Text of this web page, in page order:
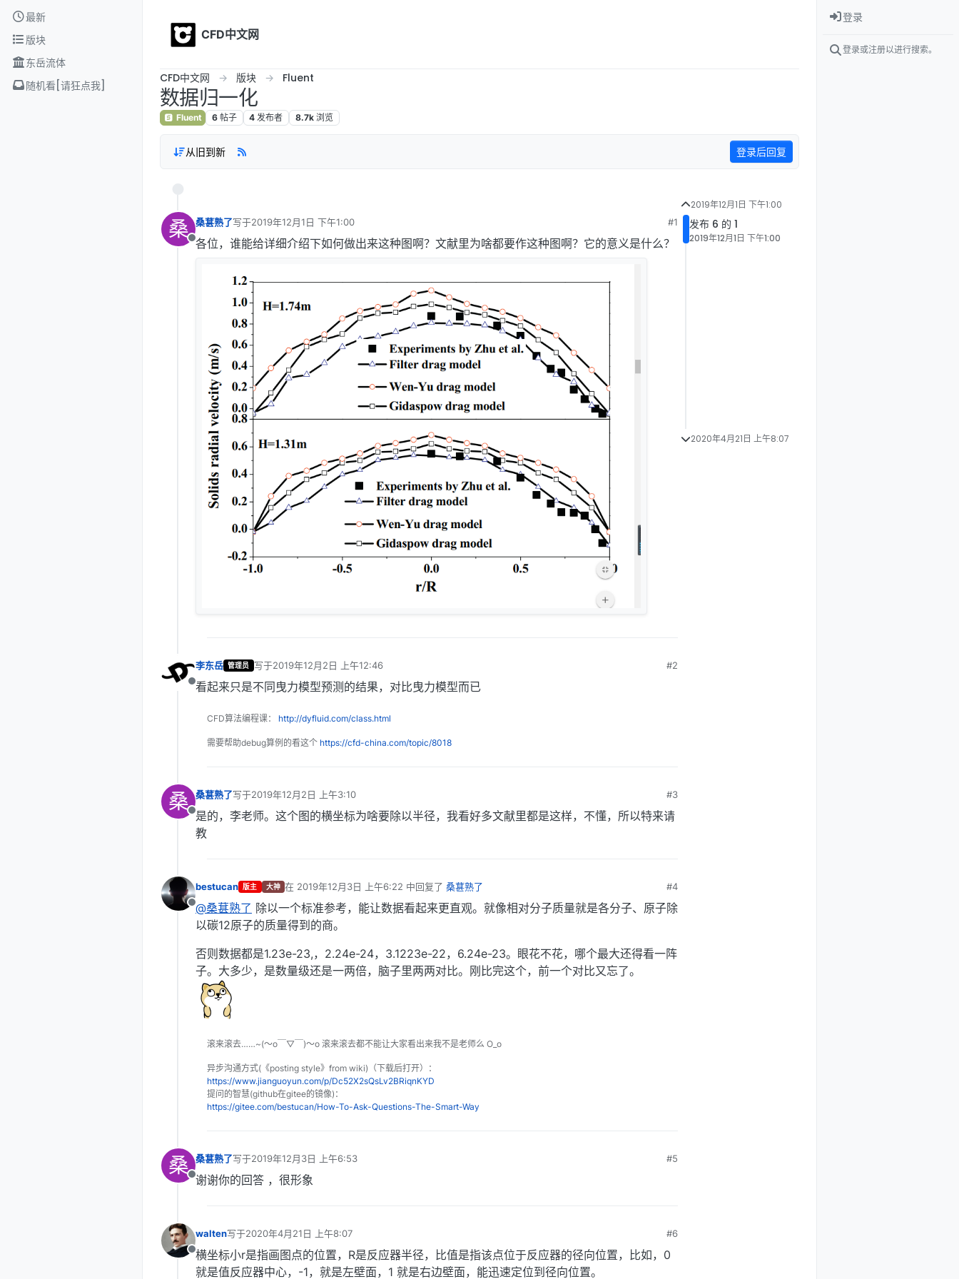
Skip to content
最新
版块
东岳流体
随机看[请狂点我]
CFD中文网
CFD中文网 版块 Fluent
数据归一化
Fluent 6 帖子 4 发布者 8.7k 浏览
从旧到新 登录后回复
桑
离线
桑葚熟了写于2019年12月1日 下午1:00
最后由 编辑
#1
各位，谁能给详细介绍下如何做出来这种图啊？文献里为啥都要作这种图啊？它的意义是什么？
离线
李东岳 管理员 写于2019年12月2日 上午12:46
最后由 编辑
#2
看起来只是不同曳力模型预测的结果，对比曳力模型而已
CFD算法编程课： http://dyfluid.com/class.html
需要帮助debug算例的看这个 https://cfd-china.com/topic/8018
桑
离线
桑葚熟了写于2019年12月2日 上午3:10
最后由 编辑
#3
是的，李老师。这个图的横坐标为啥要除以半径，我看好多文献里都是这样，不懂，所以特来请
教
离线
bestucan 版主 大神 在 2019年12月3日 上午6:22 中回复了桑葚熟了
最后由 编辑
#4
@桑葚熟了 除以一个标准参考，能让数据看起来更直观。就像相对分子质量就是各分子、原子除
以碳12原子的质量得到的商。
否则数据都是1.23e-23,，2.24e-24，3.1223e-22，6.24e-23。眼花不花，哪个最大还得看一阵
子。大多少，是数量级还是一两倍，脑子里两两对比。刚比完这个，前一个对比又忘了。
滚来滚去……~(～o￣▽￣)～o 滚来滚去都不能让大家看出来我不是老师么 O_o
异步沟通方式(《posting style》from wiki)（下载后打开）：
https://www.jianguoyun.com/p/Dc52X2sQsLv2BRiqnKYD
提问的智慧(github在gitee的镜像)：
https://gitee.com/bestucan/How-To-Ask-Questions-The-Smart-Way
桑
离线
桑葚熟了写于2019年12月3日 上午6:53
最后由 编辑
#5
谢谢你的回答 ，很形象
离线
walten写于2020年4月21日 上午8:07
最后由 编辑
#6
横坐标小r是指画图点的位置，R是反应器半径，比值是指该点位于反应器的径向位置，比如，0
就是值反应器中心，-1，就是左壁面，1 就是右边壁面，能迅速定位到径向位置。
2019年12月1日 下午1:00
发布 6 的 1
2019年12月1日 下午1:00
2020年4月21日 上午8:07
登录
登录或注册以进行搜索。